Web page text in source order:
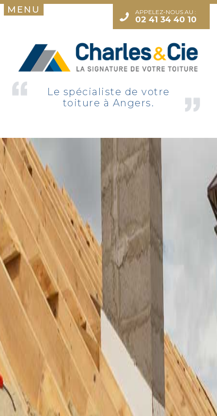
MENU APPELEZ-NOUS AU :
02 41 34 40 10
Le spécialiste de votre
toiture à Angers.